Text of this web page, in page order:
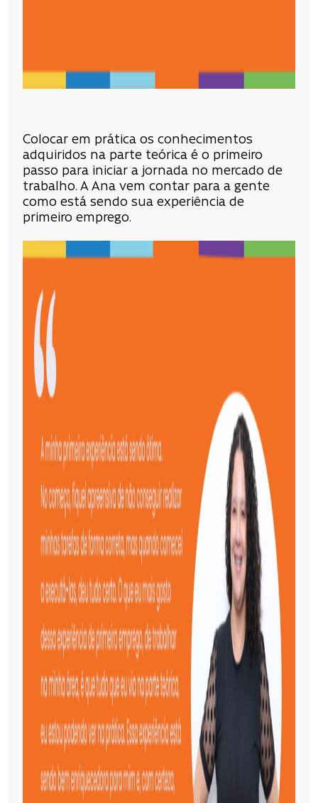
Colocar em prática os conhecimentos
adquiridos na parte teórica é o primeiro
passo para iniciar a jornada no mercado de
trabalho. A Ana vem contar para a gente
como está sendo sua experiência de
primeiro emprego.